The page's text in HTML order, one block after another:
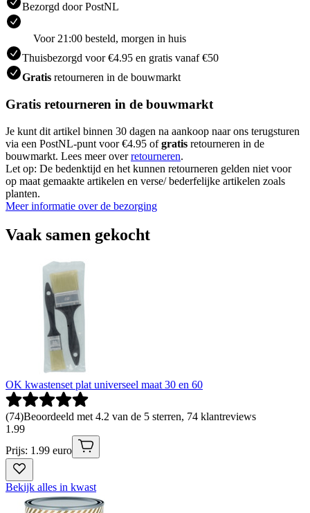
Bezorgd door PostNL
Voor 21:00 besteld, morgen in huis
Thuisbezorgd voor €4.95 en gratis vanaf €50
Gratis retourneren in de bouwmarkt
Gratis retourneren in de bouwmarkt
Je kunt dit artikel binnen 30 dagen na aankoop naar ons terugsturen
via een PostNL-punt voor €4.95 ofgratis retourneren in de
bouwmarkt. Lees meer overretourneren.
Let op: De bedenktijd en het kunnen retourneren gelden niet voor
op maat gemaakte artikelen en verse/ bederfelijke artikelen zoals
planten.
Meer informatie over de bezorging
Vaak samen gekocht
OK kwastenset plat universeel maat 30 en 60
(74)Beoordeeld met 4.2 van de 5 sterren, 74 klantreviews
1 .99
Prijs: 1.99 euro
Bekijk alles in kwast